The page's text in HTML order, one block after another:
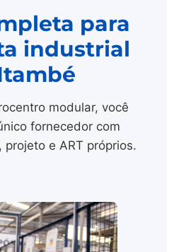
para
industrial
modular, você
fornecedor com
e ART próprios.